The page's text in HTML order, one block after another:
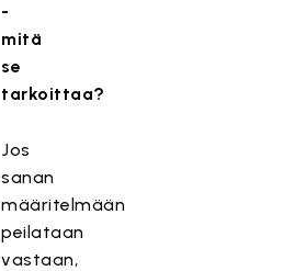
-
mitä
se
tarkoittaa?
Jos
sanan
määritelmään
peilataan
vastaan,